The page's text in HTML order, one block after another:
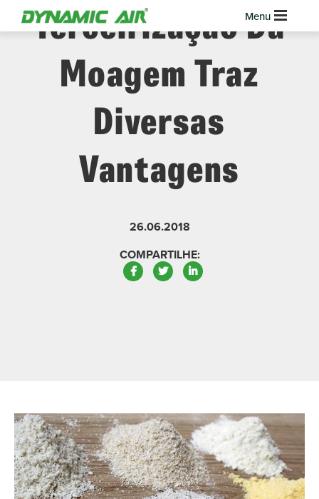
Terceirização Da
Moagem Traz
Diversas
Vantagens
26.06.2018
COMPARTILHE:
Facebook
TwitterLinkedIn